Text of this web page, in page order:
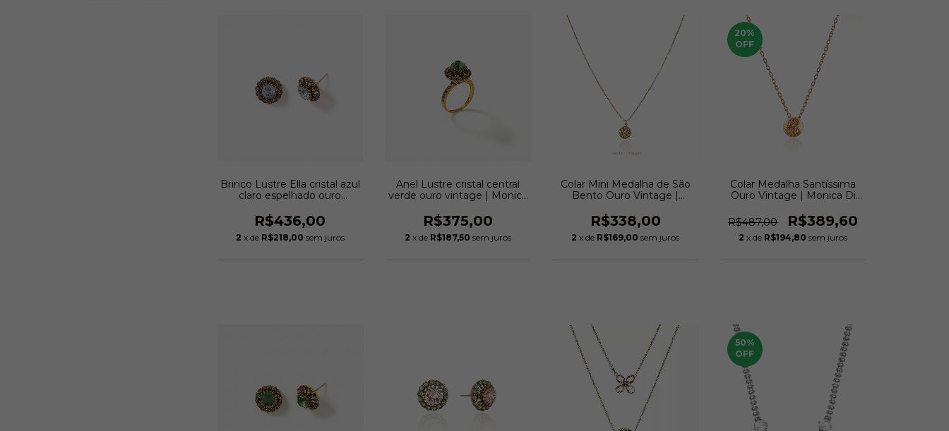
Brinco Lustre Ella cristal azul
claro espelhado ouro
R$436,00
2 x de R$218,00 sem juros
Anel Lustre cristal central
verde ouro vintage | Monica
R$375,00
2 x de R$187,50 sem juros
Colar Mini Medalha de São
Bento Ouro Vintage |
R$338,00
2 x de R$169,00 sem juros
20%
OFF
Colar Medalha Santíssima
Ouro Vintage | Monica Di
R$487,00
R$389,60
2 x de R$194,80 sem juros
50%
OFF